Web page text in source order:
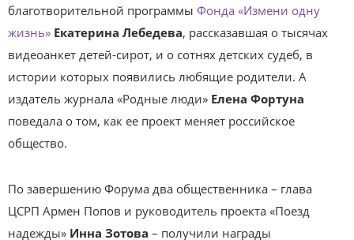
благотворительной программы Фонда «Измени одну
жизнь» Екатерина Лебедева, рассказавшая о тысячах
видеоанкет детей-сирот, и о сотнях детских судеб, в
истории которых появились любящие родители. А
издатель журнала «Родные люди» Елена Фортуна
поведала о том, как ее проект меняет российское
общество.
По завершению Форума два общественника – глава
ЦСРП Армен Попов и руководитель проекта «Поезд
надежды» Инна Зотова – получили награды